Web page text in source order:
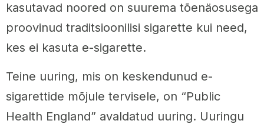
kasutavad noored on suurema tõenäosusega
proovinud traditsioonilisi sigarette kui need,
kes ei kasuta e-sigarette.
Teine uuring, mis on keskendunud e-
sigarettide mõjule tervisele, on “Public
Health England” avaldatud uuring. Uuringu